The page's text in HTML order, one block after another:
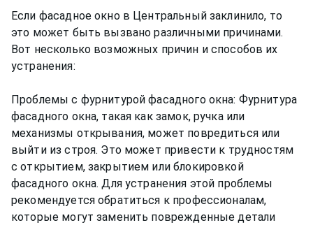
Если фасадное окно в Центральный заклинило, то
это может быть вызвано различными причинами.
Вот несколько возможных причин и способов их
устранения:
Проблемы с фурнитурой фасадного окна: Фурнитура
фасадного окна, такая как замок, ручка или
механизмы открывания, может повредиться или
выйти из строя. Это может привести к трудностям
с открытием, закрытием или блокировкой
фасадного окна. Для устранения этой проблемы
рекомендуется обратиться к профессионалам,
которые могут заменить поврежденные детали